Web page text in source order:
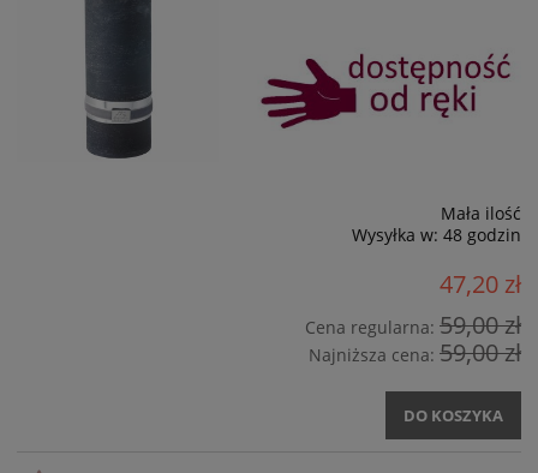
Mała ilość
Wysyłka w: 48 godzin
47,20 zł
Cena regularna: 59,00 zł
Najniższa cena: 59,00 zł
DO KOSZYKA